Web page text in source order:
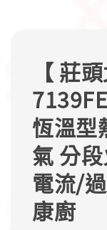
【 莊
恆溫型
氣 分
電流/
康廚